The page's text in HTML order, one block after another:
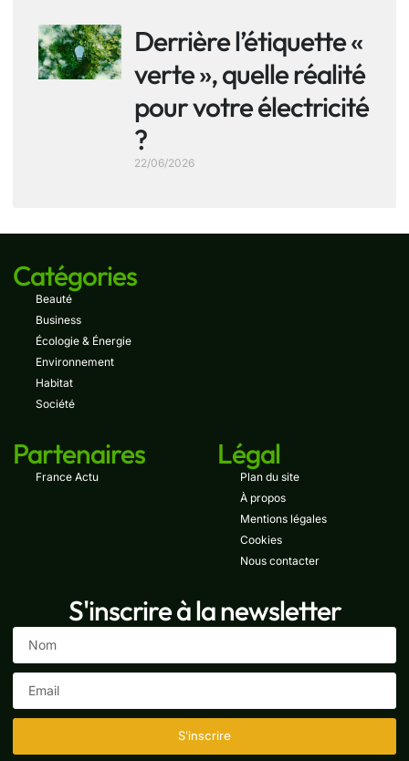
Derrière l’étiquette «
verte », quelle réalité
pour votre électricité
?
22/06/2026
Catégories
Beauté
Business
Écologie & Énergie
Environnement
Habitat
Société
Partenaires
France Actu
Légal
Plan du site
À propos
Mentions légales
Cookies
Nous contacter
S'inscrire à la newsletter
S'inscrire